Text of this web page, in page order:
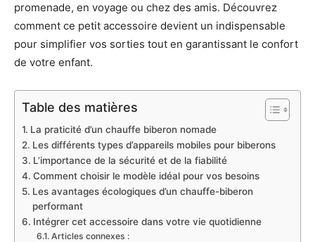
promenade, en voyage ou chez des amis. Découvrez
comment ce petit accessoire devient un indispensable
pour simplifier vos sorties tout en garantissant le confort
de votre enfant.
Table des matières
La praticité d’un chauffe biberon nomade
Les différents types d’appareils mobiles pour biberons
L’importance de la sécurité et de la fiabilité
Comment choisir le modèle idéal pour vos besoins
Les avantages écologiques d’un chauffe-biberon
performant
Intégrer cet accessoire dans votre vie quotidienne
Articles connexes :